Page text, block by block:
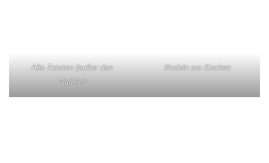
Alle Zutaten (außer den
Nudeln)
Nudeln am Kochen